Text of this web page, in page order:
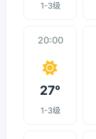
1-3级
20:00
27°
1-3级